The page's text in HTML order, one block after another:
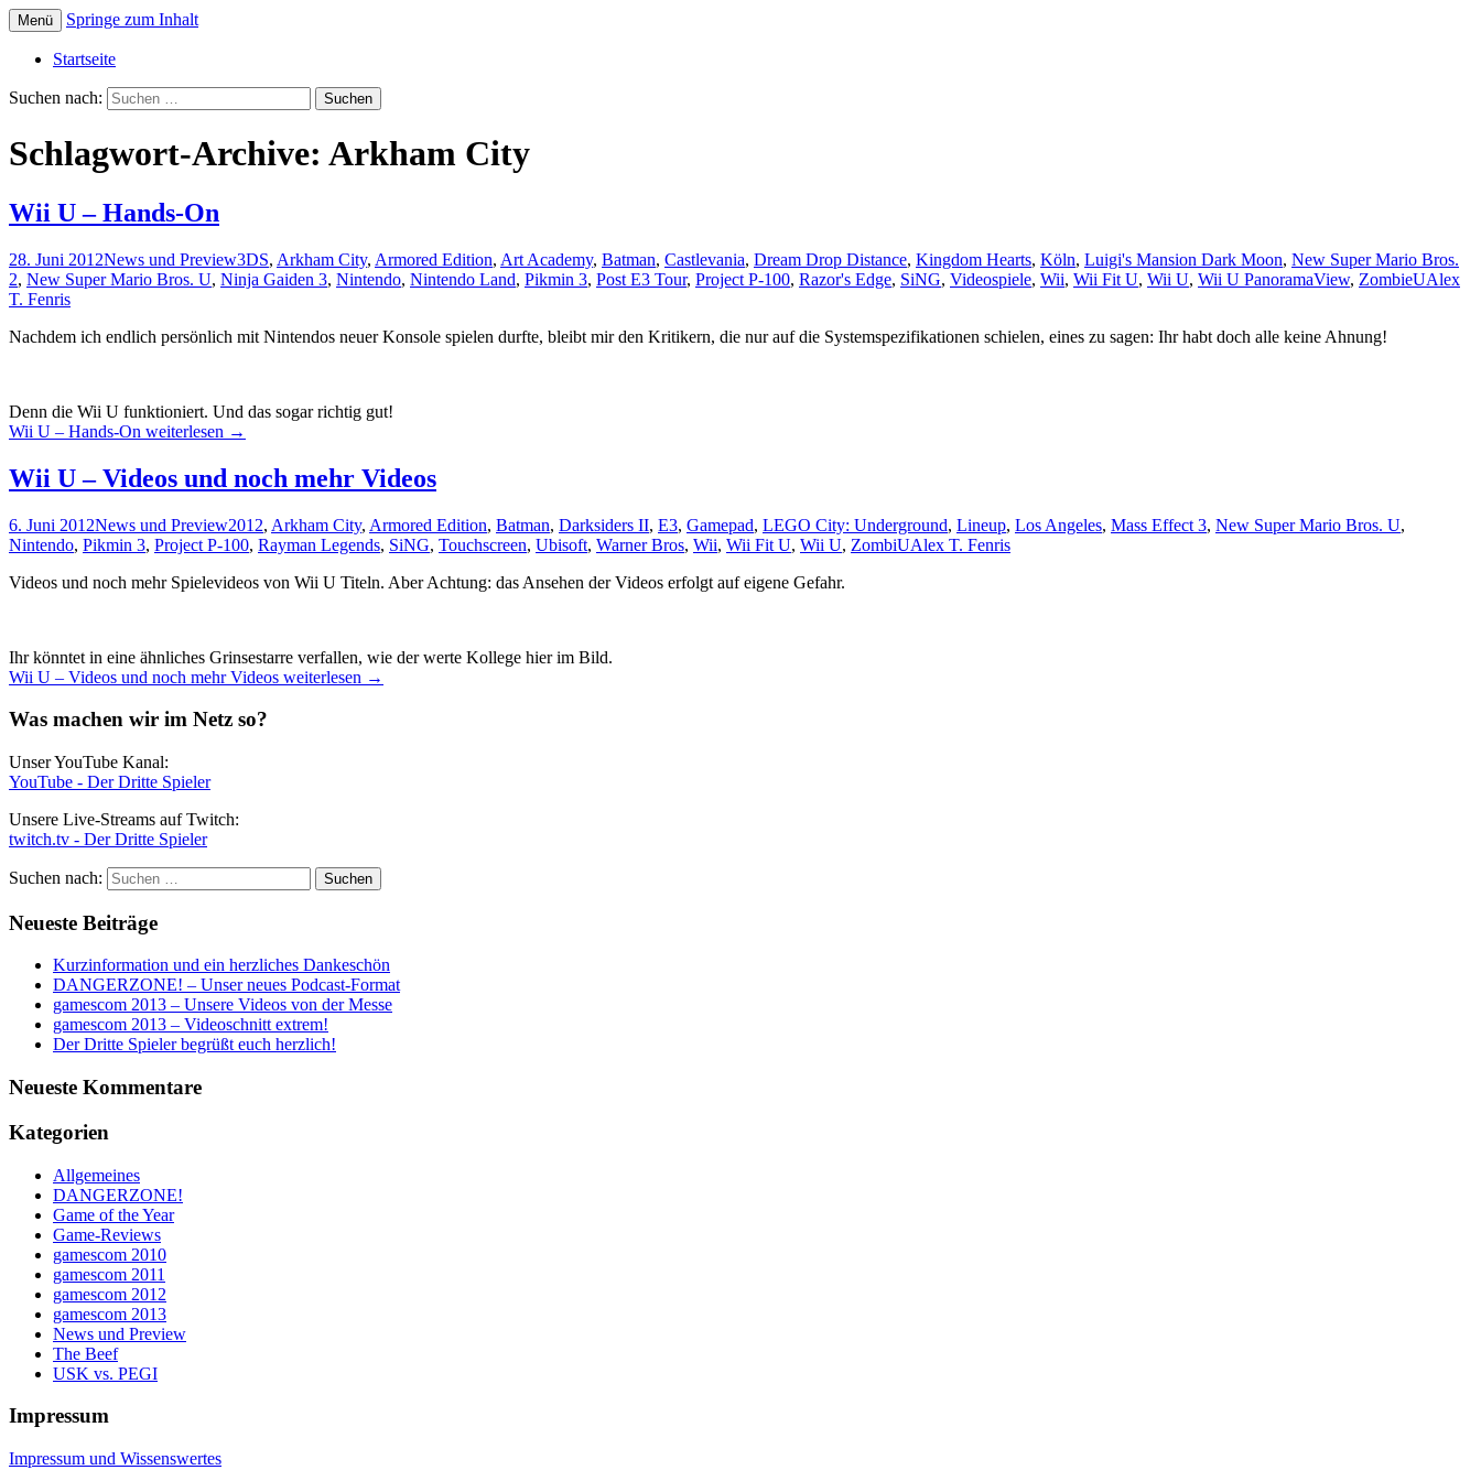
Der Dritte Spieler
Menü Springe zum Inhalt
Startseite
Suchen nach:
Schlagwort-Archive: Arkham City
Wii U – Hands-On
28. Juni 2012News und Preview3DS, Arkham City, Armored Edition, Art Academy, Batman, Castlevania, Dream Drop Distance, Kingdom Hearts, Köln, Luigi's Mansion Dark Moon, New Super Mario Bros.
2, New Super Mario Bros. U, Ninja Gaiden 3, Nintendo, Nintendo Land, Pikmin 3, Post E3 Tour, Project P-100, Razor's Edge, SiNG, Videospiele, Wii, Wii Fit U, Wii U, Wii U PanoramaView, ZombieUAlex
T. Fenris
Nachdem ich endlich persönlich mit Nintendos neuer Konsole spielen durfte, bleibt mir den Kritikern, die nur auf die Systemspezifikationen schielen, eines zu sagen: Ihr habt doch alle keine Ahnung!
Denn die Wii U funktioniert. Und das sogar richtig gut!
Wii U – Hands-On weiterlesen →
Wii U – Videos und noch mehr Videos
6. Juni 2012News und Preview2012, Arkham City, Armored Edition, Batman, Darksiders II, E3, Gamepad, LEGO City: Underground, Lineup, Los Angeles, Mass Effect 3, New Super Mario Bros. U,
Nintendo, Pikmin 3, Project P-100, Rayman Legends, SiNG, Touchscreen, Ubisoft, Warner Bros, Wii, Wii Fit U, Wii U, ZombiUAlex T. Fenris
Videos und noch mehr Spielevideos von Wii U Titeln. Aber Achtung: das Ansehen der Videos erfolgt auf eigene Gefahr.
Ihr könntet in eine ähnliches Grinsestarre verfallen, wie der werte Kollege hier im Bild.
Wii U – Videos und noch mehr Videos weiterlesen →
Was machen wir im Netz so?
Unser YouTube Kanal:
YouTube - Der Dritte Spieler
Unsere Live-Streams auf Twitch:
twitch.tv - Der Dritte Spieler
Suchen nach:
Neueste Beiträge
Kurzinformation und ein herzliches Dankeschön
DANGERZONE! – Unser neues Podcast-Format
gamescom 2013 – Unsere Videos von der Messe
gamescom 2013 – Videoschnitt extrem!
Der Dritte Spieler begrüßt euch herzlich!
Neueste Kommentare
Kategorien
Allgemeines
DANGERZONE!
Game of the Year
Game-Reviews
gamescom 2010
gamescom 2011
gamescom 2012
gamescom 2013
News und Preview
The Beef
USK vs. PEGI
Impressum
Impressum und Wissenswertes